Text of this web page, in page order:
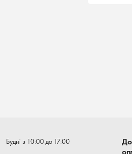
Будні з 10:00 до 17:00